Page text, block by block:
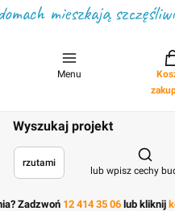
mieszkają
Menu
Wyszukaj projekt
rzutami
lub wpisz cechy
Zadzwoń 12 414 35 06 lub kliknij